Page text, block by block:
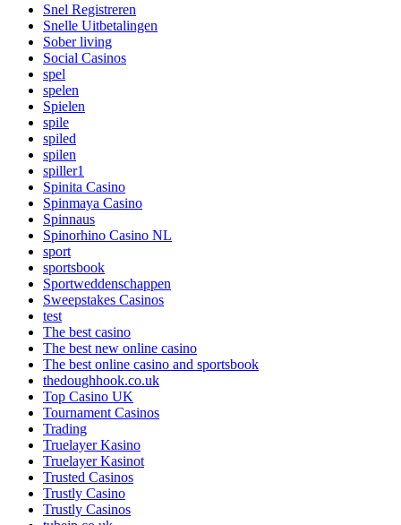
Snel Registreren
Snelle Uitbetalingen
Sober living
Social Casinos
spel
spelen
Spielen
spile
spiled
spilen
spiller1
Spinita Casino
Spinmaya Casino
Spinnaus
Spinorhino Casino NL
sport
sportsbook
Sportweddenschappen
Sweepstakes Casinos
test
The best casino
The best new online casino
The best online casino and sportsbook
thedoughhook.co.uk
Top Casino UK
Tournament Casinos
Trading
Truelayer Kasino
Truelayer Kasinot
Trusted Casinos
Trustly Casino
Trustly Casinos